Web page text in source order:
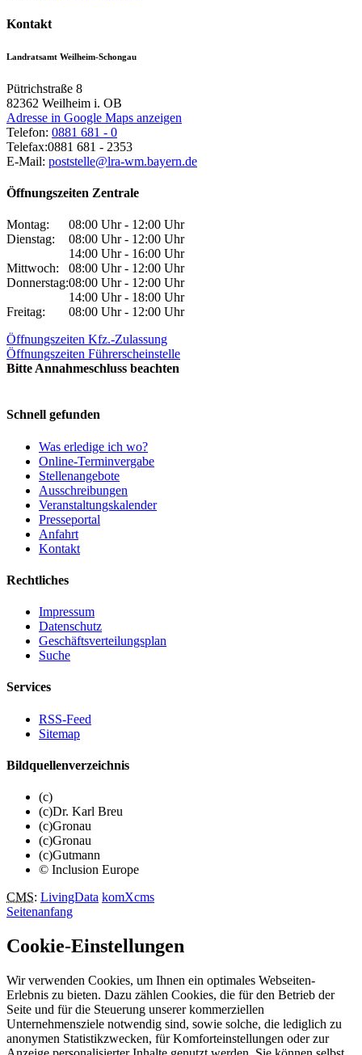
Kontakt
Landratsamt Weilheim-Schongau
Pütrichstraße 8
82362 Weilheim i. OB
Adresse in Google Maps anzeigen
Telefon: 0881 681 - 0
Telefax:0881 681 - 2353
E-Mail: poststelle@lra-wm.bayern.de
Öffnungszeiten Zentrale
Montag:
08:00 Uhr - 12:00 Uhr
Dienstag:
08:00 Uhr - 12:00 Uhr
14:00 Uhr - 16:00 Uhr
Mittwoch:
08:00 Uhr - 12:00 Uhr
Donnerstag:08:00 Uhr - 12:00 Uhr
14:00 Uhr - 18:00 Uhr
Freitag:
08:00 Uhr - 12:00 Uhr
Öffnungszeiten Kfz.-Zulassung
Öffnungszeiten Führerscheinstelle
Bitte Annahmeschluss beachten
Schnell gefunden
Was erledige ich wo?
Online-Terminvergabe
Stellenangebote
Ausschreibungen
Veranstaltungskalender
Presseportal
Anfahrt
Kontakt
Rechtliches
Impressum
Datenschutz
Geschäftsverteilungsplan
Suche
Services
RSS-Feed
Sitemap
Bildquellenverzeichnis
(c)
(c)Dr. Karl Breu
(c)Gronau
(c)Gronau
(c)Gutmann
© Inclusion Europe
CMS: LivingData komXcms
Seitenanfang
Cookie-Einstellungen
Wir verwenden Cookies, um Ihnen ein optimales Webseiten-
Erlebnis zu bieten. Dazu zählen Cookies, die für den Betrieb der
Seite und für die Steuerung unserer kommerziellen
Unternehmensziele notwendig sind, sowie solche, die lediglich zu
anonymen Statistikzwecken, für Komforteinstellungen oder zur